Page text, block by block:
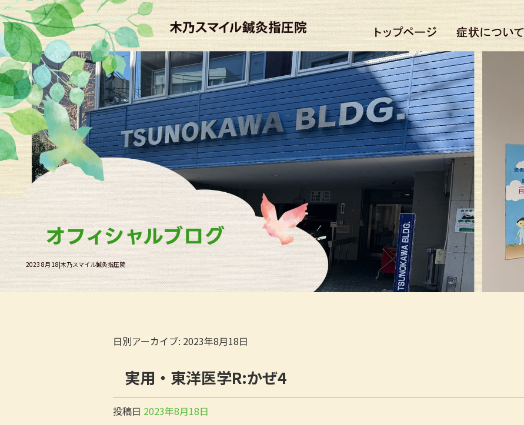
2023 8月 18|木乃スマイル鍼灸指圧院
日別アーカイブ: 2023年8月18日
実用・東洋医学R:かぜ4
投稿日 2023年8月18日